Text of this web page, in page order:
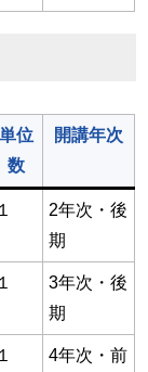
単位
数
開講年次
１
2年次・後
期
１
3年次・後
期
１ 4年次・前